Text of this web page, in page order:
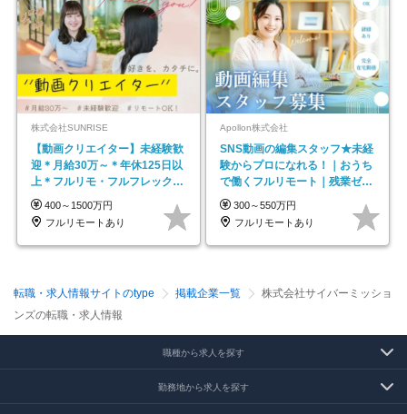
株式会社SUNRISE
【動画クリエイター】未経験歓
迎＊月給30万～＊年休125日以
上＊フルリモ・フルフレックス
◆10名の採用が決定◆
400～1500万円
フルリモートあり
Apollon株式会社
SNS動画の編集スタッフ★未経
験からプロになれる！｜おうち
で働くフルリモート｜残業ゼロ
で18時退勤◎
300～550万円
フルリモートあり
転職・求人情報サイトのtype 掲載企業一覧
株式会社サイバーミッショ
ンズの転職・求人情報
職種から求人を探す
勤務地から求人を探す